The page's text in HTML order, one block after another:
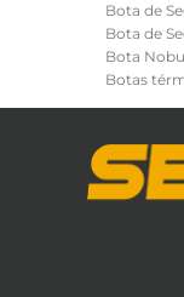
Bota de
Bota de
Bota
Botas
Capa de
Cinto de
Cinto de